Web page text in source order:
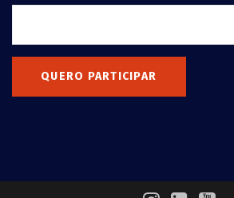
QUERO PARTICIPAR